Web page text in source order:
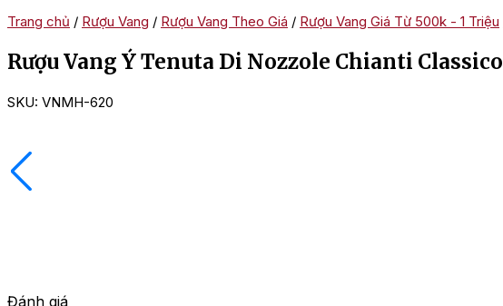
Trang chủ / Rượu Vang / Rượu Vang Theo Giá / Rượu Vang Giá Từ 500k - 1 Triệu
Rượu Vang Ý Tenuta Di Nozzole Chianti Classico
SKU: VNMH-620
Đánh giá